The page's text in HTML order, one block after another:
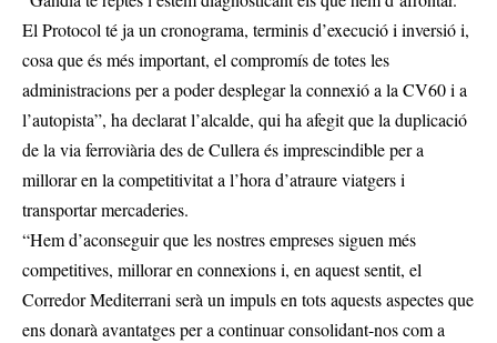
El Protocol té ja un cronograma, terminis d’execució i inversió i,
cosa que és més important, el compromís de totes les
administracions per a poder desplegar la connexió a la CV60 i a
l’autopista”, ha declarat l’alcalde, qui ha afegit que la duplicació
de la via ferroviària des de Cullera és imprescindible per a
millorar en la competitivitat a l’hora d’atraure viatgers i
transportar mercaderies.
“Hem d’aconseguir que les nostres empreses siguen més
competitives, millorar en connexions i, en aquest sentit, el
Corredor Mediterrani serà un impuls en tots aquests aspectes que
ens donarà avantatges per a continuar consolidant-nos com a